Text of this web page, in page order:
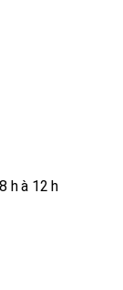
h à 12 h